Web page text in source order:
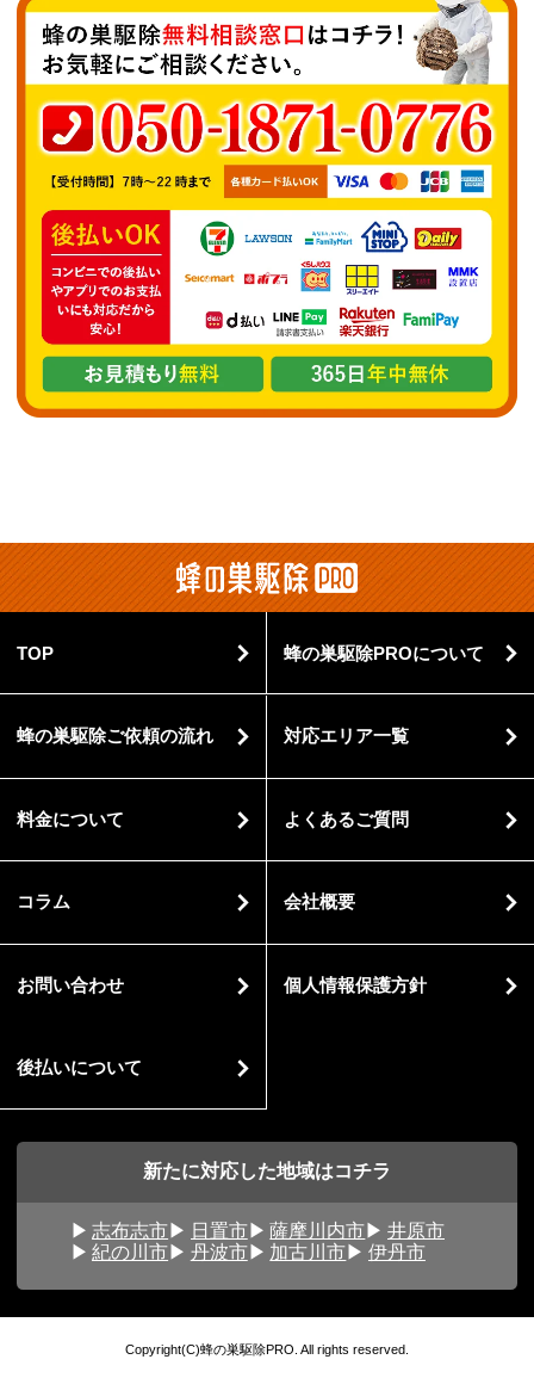
TOP 蜂の巣駆除PROについて
蜂の巣駆除ご依頼の流れ 対応エリア一覧
料金について よくあるご質問
コラム 会社概要
お問い合わせ 個人情報保護方針
後払いについて
新たに対応した地域はコチラ
志布志市 日置市 薩摩川内市
井原市
紀の川市
丹波市 加古川市 伊丹市
Copyright(C)蜂の巣駆除PRO. All rights reserved.